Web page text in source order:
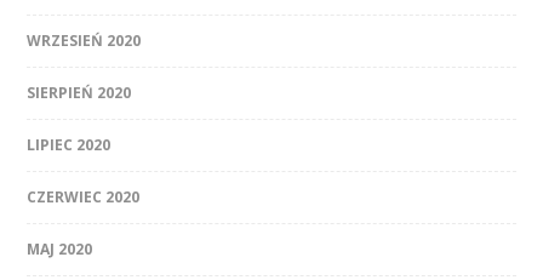
WRZESIEŃ 2020
SIERPIEŃ 2020
LIPIEC 2020
CZERWIEC 2020
MAJ 2020